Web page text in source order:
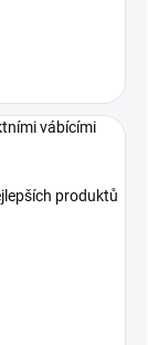
vábícími
produktů